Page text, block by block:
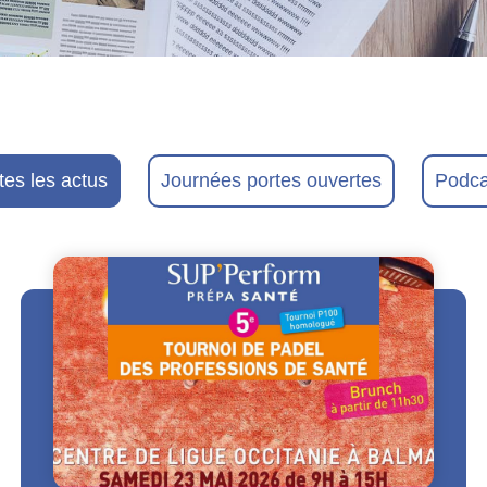
les actus Journées portes ouvertes